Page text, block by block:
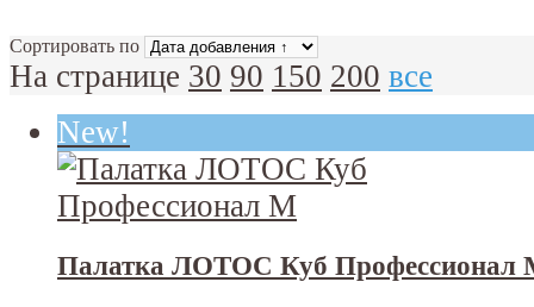
Сортировать по
На странице 30 90 150 200 все
New!
Палатка ЛОТОС Куб Профессионал